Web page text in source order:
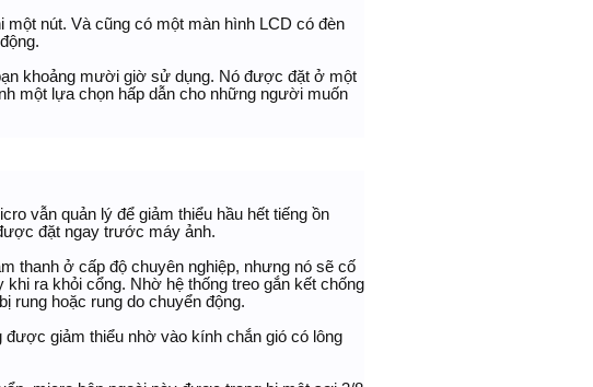
nút. Và cũng có một màn hình LCD có đèn
khoảng mười giờ sử dụng. Nó được đặt ở một
một lựa chọn hấp dẫn cho những người muốn
vẫn quản lý để giảm thiểu hầu hết tiếng ồn
đặt ngay trước máy ảnh.
thanh ở cấp độ chuyên nghiệp, nhưng nó sẽ cố
ra khỏi cổng. Nhờ hệ thống treo gắn kết chống
rung hoặc rung do chuyển động.
giảm thiểu nhờ vào kính chắn gió có lông